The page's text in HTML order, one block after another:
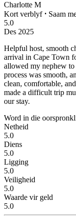
Charlotte M
Kort verblyf ⋅ Saam
5.0
Des 2025
Helpful host, smooth
arrival in Cape Town
allowed my nephew
process was smooth,
clean, comfortable,
made a difficult trip
our stay.
Word in die
Netheid
5.0
Diens
5.0
Ligging
5.0
Veiligheid
5.0
Waarde vir geld
5.0